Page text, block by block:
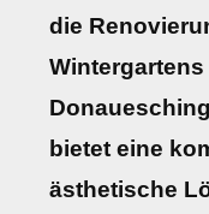
die
Wintergartens
bietet eine
ästhetische